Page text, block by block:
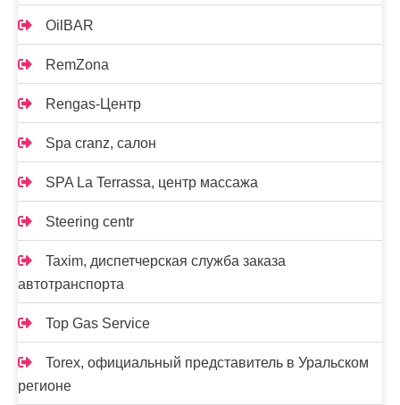
OilBAR
RemZona
Rengas-Центр
Spa cranz, салон
SPA La Terrassa, центр массажа
Steering centr
Taxim, диспетчерская служба заказа
автотранспорта
Top Gas Service
Torex, официальный представитель в Уральском
регионе